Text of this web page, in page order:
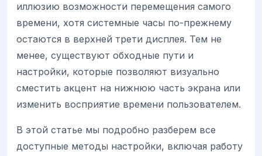
иллюзию возможности перемещения самого
времени, хотя системные часы по-прежнему
остаются в верхней трети дисплея. Тем не
менее, существуют обходные пути и
настройки, которые позволяют визуально
сместить акцент на нижнюю часть экрана или
изменить восприятие времени пользователем.
В этой статье мы подробно разберем все
доступные методы настройки, включая работу